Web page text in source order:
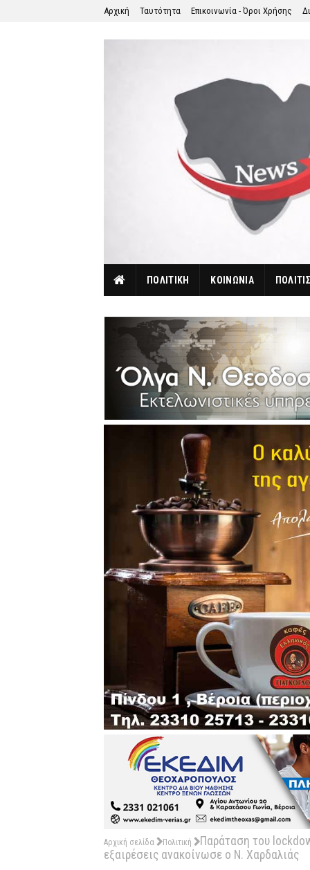
Αρχική Ταυτότητα Επικοινωνία - Όροι Χρήσης
ΠΟΛΙΤΙΚΗ ΚΟΙΝΩΝΙΑ
Αρχική σελίδα Πολιτική
Παράταση του
εξαιρέσεις ανακοίνωσε ο Ν. Χαρδαλιάς